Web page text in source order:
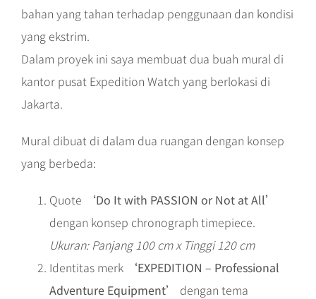
bahan yang tahan terhadap penggunaan dan kondisi
yang ekstrim.
Dalam proyek ini saya membuat dua buah mural di
kantor pusat Expedition Watch yang berlokasi di
Jakarta.
Mural dibuat di dalam dua ruangan dengan konsep
yang berbeda:
Quote
‘Do It with PASSION or Not at All’
dengan konsep chronograph timepiece.
Ukuran: Panjang 100 cm x Tinggi 120 cm
Identitas merk
‘EXPEDITION – Professional
Adventure Equipment’
dengan tema